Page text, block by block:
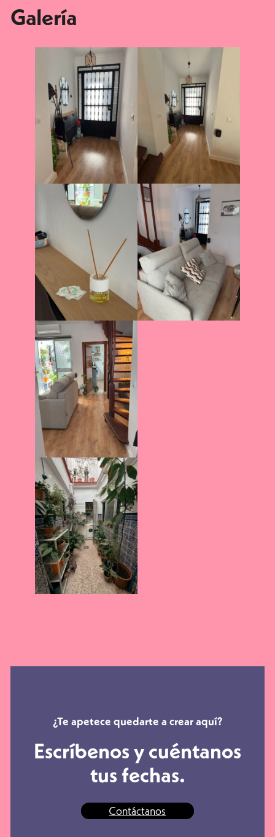
Galería
¿Te apetece quedarte a crear aquí?
Escríbenos y cuéntanos
tus fechas.
Contáctanos